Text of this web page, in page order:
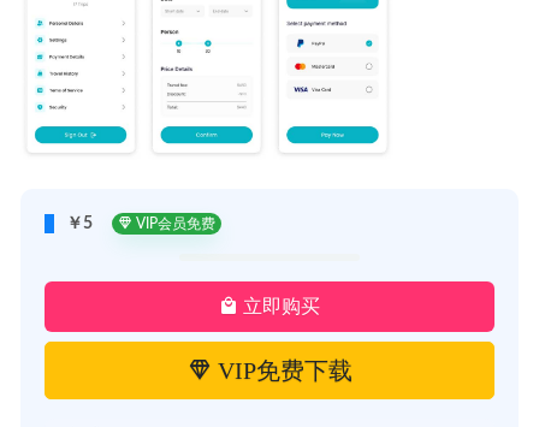
￥5 VIP会员免费
立即购买
VIP免费下载